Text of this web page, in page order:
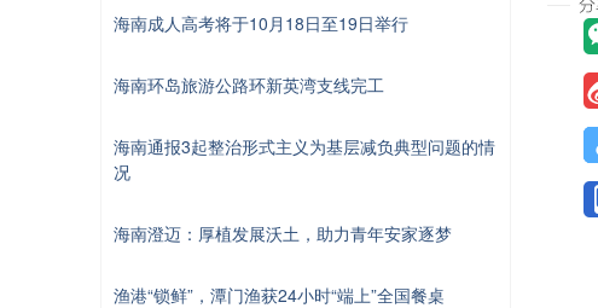
海南成人高考将于10月18日至19日举行
海南环岛旅游公路环新英湾支线完工
海南通报3起整治形式主义为基层减负典型问题的情
况
海南澄迈：厚植发展沃土，助力青年安家逐梦
渔港“锁鲜”，潭门渔获24小时“端上”全国餐桌